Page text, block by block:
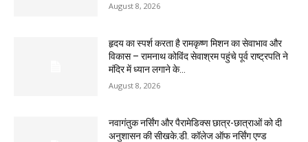
August 8, 2026
हृदय का स्पर्श करता है रामकृष्ण मिशन का सेवाभाव और
विकास – रामनाथ कोविंद सेवाश्रम पहुंचे पूर्व राष्ट्रपति ने
मंदिर में ध्यान लगाने के...
August 8, 2026
नवागंतुक नर्सिंग और पैरामेडिक्स छात्र-छात्राओं को दी
अनुशासन की सीखके.डी. कॉलेज ऑफ नर्सिंग एण्ड